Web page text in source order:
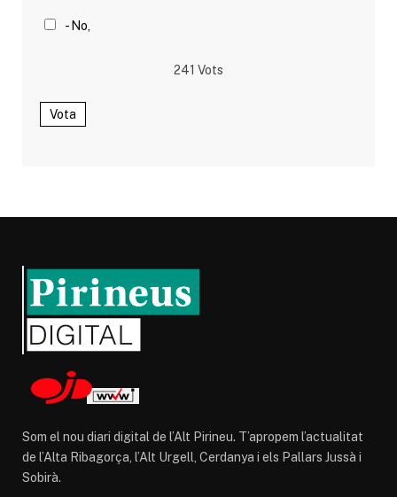
- No,
241 Vots
Vota
Som el nou diari digital de l’Alt Pirineu. T’apropem l’actualitat
de l’Alta Ribagorça, l’Alt Urgell, Cerdanya i els Pallars Jussà i
Sobirà.